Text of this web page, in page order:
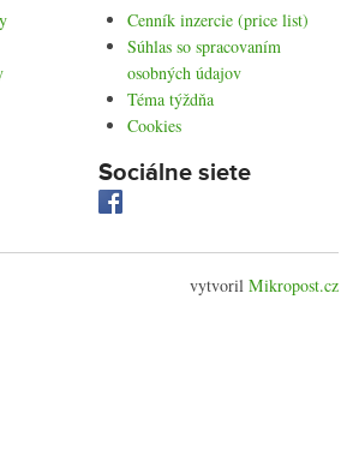
Cenník inzercie (price list)
Súhlas so spracovaním
osobných údajov
Téma týždňa
Cookies
Sociálne siete
vytvoril Mikropost.cz